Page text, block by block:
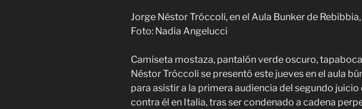
Jorge Néstor Tróccoli, en el Aula Bunker de
Foto: Nadia Angelucci
Camiseta mostaza, pantalón verde oscuro,
Néstor Tróccoli se presentó este jueves en el aula
para asistir a la primera audiencia del segundo juicio
contra él en Italia, tras ser condenado a cadena